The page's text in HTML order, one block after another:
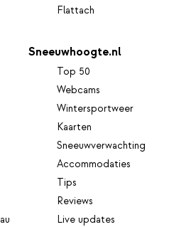
Flattach
Sneeuwhoogte.nl
Top 50
Webcams
Wintersportweer
Kaarten
Sneeuwverwachting
Accommodaties
Tips
Reviews
Live updates